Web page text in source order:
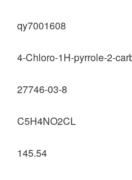
qy7001608
4-Chloro-1H-pyrrole-2-
27746-03-8
C5H4NO2CL
145.54